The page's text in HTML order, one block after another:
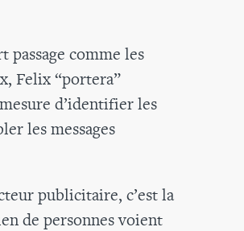
passage comme les
Felix “portera”
d’identifier les
les messages
publicitaire, c’est la
de personnes voient